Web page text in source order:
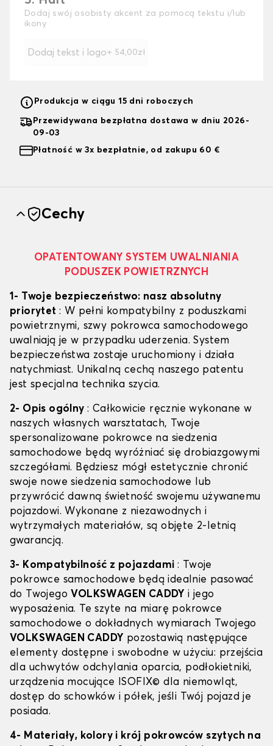
Dodaj swój osobisty akcent za pomocą tekstu i/lub
ikony
Dodaj tekst i logo + 54,00zł
Produkcja w ciągu 15 dni roboczych
Przewidywana bezpłatna dostawa w dniu 2026-
09-03
Płatność w 3x bezpłatnie, od zakupu 60 €
Cechy
OPATENTOWANY SYSTEM UWALNIANIA
PODUSZEK POWIETRZNYCH
1- Twoje bezpieczeństwo: nasz absolutny
priorytet: W pełni kompatybilny z poduszkami
powietrznymi, szwy pokrowca samochodowego
uwalniają je w przypadku uderzenia. System
bezpieczeństwa zostaje uruchomiony i działa
natychmiast. Unikalną cechą naszego patentu
jest specjalna technika szycia.
2- Opis ogólny : Całkowicie ręcznie wykonane w
naszych własnych warsztatach, Twoje
spersonalizowane pokrowce na siedzenia
samochodowe będą wyróżniać się drobiazgowymi
szczegółami. Będziesz mógł estetycznie chronić
swoje nowe siedzenia samochodowe lub
przywrócić dawną świetność swojemu używanemu
pojazdowi. Wykonane z niezawodnych i
wytrzymałych materiałów, są objęte 2-letnią
gwarancją.
3- Kompatybilność z pojazdami : Twoje
pokrowce samochodowe będą idealnie pasować
do Twojego VOLKSWAGEN CADDY i jego
wyposażenia. Te szyte na miarę pokrowce
samochodowe o dokładnych wymiarach Twojego
VOLKSWAGEN CADDY pozostawią następujące
elementy dostępne i swobodne w użyciu: przejścia
dla uchwytów odchylania oparcia, podłokietniki,
urządzenia mocujące ISOFIX© dla niemowląt,
dostęp do schowków i półek, jeśli Twój pojazd je
posiada.
4- Materiały, kolory i krój pokrowców szytych na